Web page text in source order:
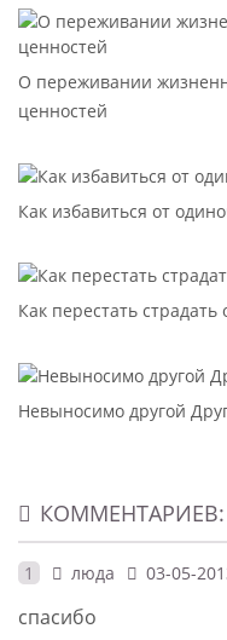
О переживании
ценностей
Как избавиться от
Как перестать страдать
Невыносимо другой
КОММЕНТАРИЕВ:
1 люда 03-05-
спасибо